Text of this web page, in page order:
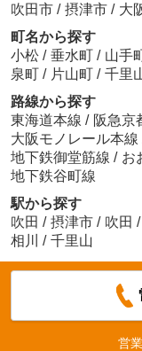
吹田市 / 摂津市 / 大
町名から探す
小松 / 垂水町 / 山手
泉町 / 片山町 / 千里
路線から探す
東海道本線 / 阪急京
大阪モノレール本線
地下鉄御堂筋線 / お
地下鉄谷町線
駅から探す
吹田 / 摂津市 / 吹田 /
相川
/ 千里山
営